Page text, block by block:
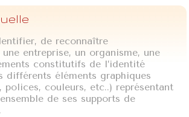
de reconnaître
entreprise, un organisme, une
constitutifs de l’identité
différents éléments graphiques
polices, couleurs, etc..) représentant
de ses supports de